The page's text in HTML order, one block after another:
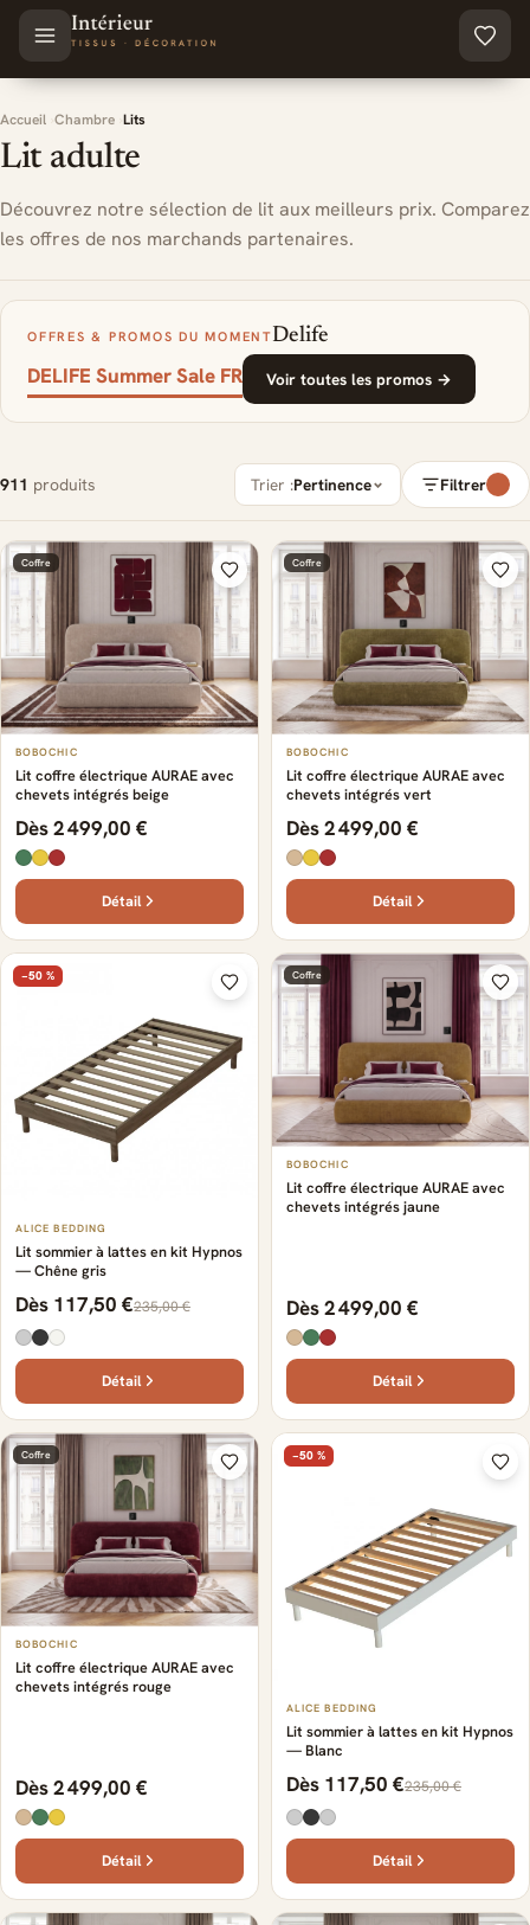
Aller au contenu principal
Accueil Chambre Lits
Lit adulte
Découvrez notre sélection de lit aux meilleurs prix. Comparez
les offres de nos marchands partenaires.
OFFRES & PROMOS DU MOMENTDelife
DELIFE Summer Sale FR Voir toutes les promos →
911 produits Trier :Pertinence Filtrer
Coffre
BOBOCHIC
Lit coffre électrique AURAE avec
chevets intégrés beige
Dès 2 499,00 €
Détail
Coffre
BOBOCHIC
Lit coffre électrique AURAE avec
chevets intégrés vert
Dès 2 499,00 €
Détail
−50 %
ALICE BEDDING
Lit sommier à lattes en kit Hypnos
— Chêne gris
Dès 117,50 €235,00 €
Détail
Coffre
BOBOCHIC
Lit coffre électrique AURAE avec
chevets intégrés jaune
Dès 2 499,00 €
Détail
Coffre
BOBOCHIC
Lit coffre électrique AURAE avec
chevets intégrés rouge
Dès 2 499,00 €
Détail
−50 %
ALICE BEDDING
Lit sommier à lattes en kit Hypnos
— Blanc
Dès 117,50 €235,00 €
Détail